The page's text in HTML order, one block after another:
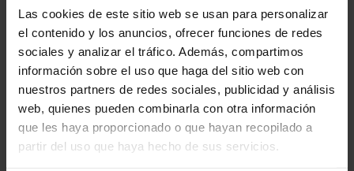
Las cookies de este sitio web se usan para personalizar
el contenido y los anuncios, ofrecer funciones de redes
sociales y analizar el tráfico. Además, compartimos
información sobre el uso que haga del sitio web con
nuestros partners de redes sociales, publicidad y análisis
web, quienes pueden combinarla con otra información
que les haya proporcionado o que hayan recopilado a
partir del uso que haya hecho de sus servicios.
partir de ahí «el mismo cuerpo comienza a degradarlo,
por lo que es aconsejable un repaso cada cierto tiempo»,
concluyen.
NP_Micropigmentacion.doc